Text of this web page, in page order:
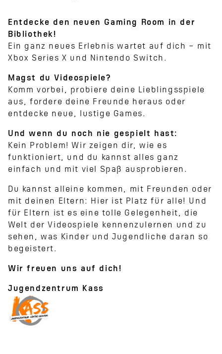
Entdecke den neuen Gaming Room in der
Bibliothek!
Ein ganz neues Erlebnis wartet auf dich – mit
Xbox Series X und Nintendo Switch.
Magst du Videospiele?
Komm vorbei, probiere deine Lieblingsspiele
aus, fordere deine Freunde heraus oder
entdecke neue, lustige Games.
Und wenn du noch nie gespielt hast:
Kein Problem! Wir zeigen dir, wie es
funktioniert, und du kannst alles ganz
einfach und mit viel Spaß ausprobieren.
Du kannst alleine kommen, mit Freunden oder
mit deinen Eltern: Hier ist Platz für alle! Und
für Eltern ist es eine tolle Gelegenheit, die
Welt der Videospiele kennenzulernen und zu
sehen, was Kinder und Jugendliche daran so
begeistert.
Wir freuen uns auf dich!
Jugendzentrum Kass